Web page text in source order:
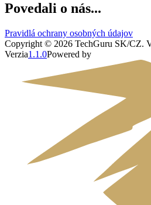
Povedali o nás...
Pravidlá ochrany osobných údajov
Copyright © 2026 TechGuru SK/CZ.
Verzia1.1.0Powered by